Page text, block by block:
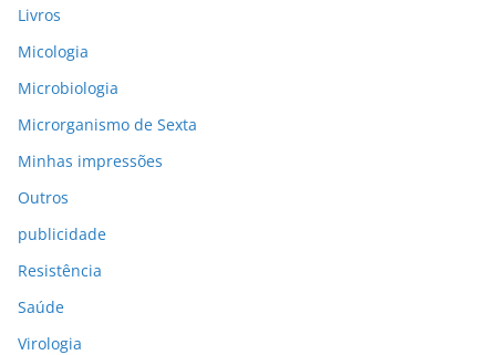
Livros
Micologia
Microbiologia
Microrganismo de Sexta
Minhas impressões
Outros
publicidade
Resistência
Saúde
Virologia